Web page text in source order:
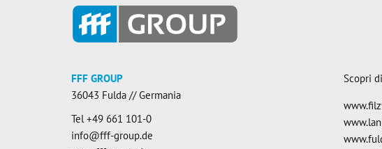
FFF GROUP
36043 Fulda // Germania
Tel+49 661 101-0
info@fff-group.de
Scopri